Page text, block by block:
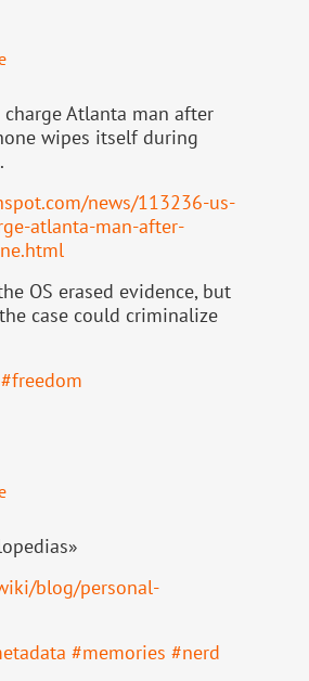
charge Atlanta man after
wipes itself during
news/113236-us-
atlanta-man-after-
OS erased evidence, but
case could criminalize
#freedom
blog/personal-
#memories #nerd